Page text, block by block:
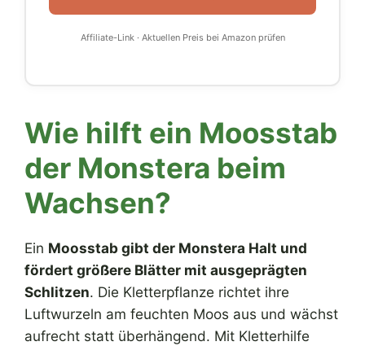
Affiliate-Link · Aktuellen Preis bei Amazon prüfen
Wie hilft ein Moosstab
der Monstera beim
Wachsen?
Ein Moosstab gibt der Monstera Halt und
fördert größere Blätter mit ausgeprägten
Schlitzen. Die Kletterpflanze richtet ihre
Luftwurzeln am feuchten Moos aus und wächst
aufrecht statt überhängend. Mit Kletterhilfe